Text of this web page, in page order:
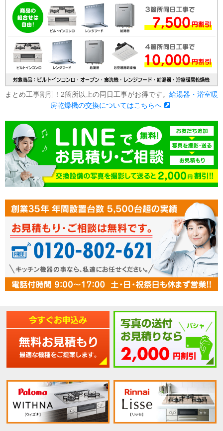
まとめ工事割引！2箇所以上の同日工事がお得です。 給湯器・浴室暖
房乾燥機の交換についてはこちらへ